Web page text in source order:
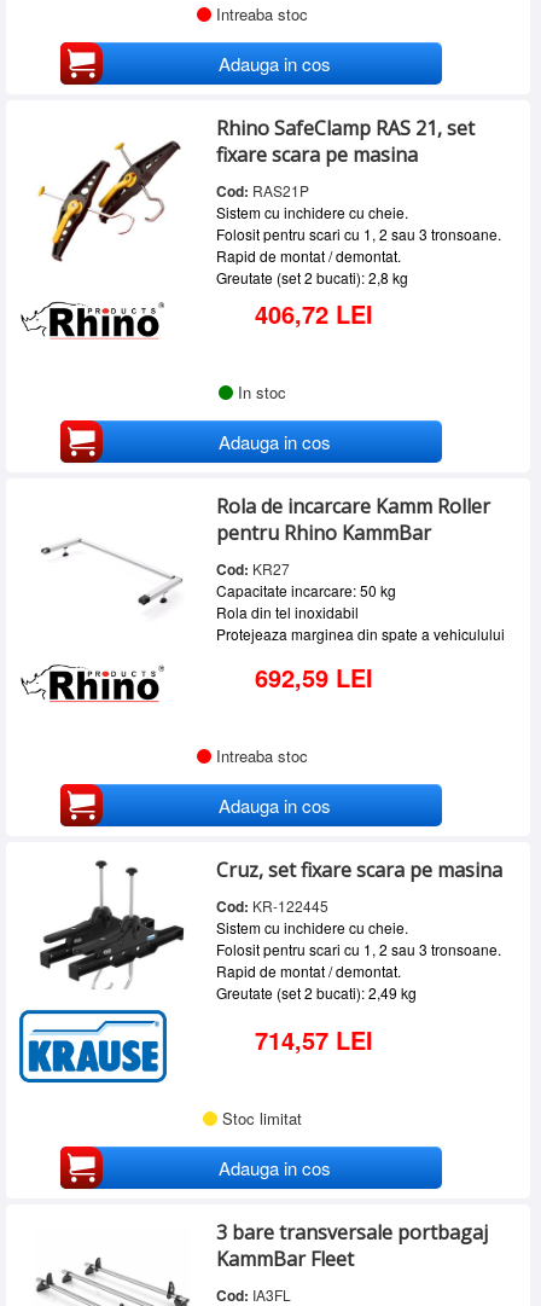
Intreaba stoc
Adauga in cos
Rhino SafeClamp RAS 21, set
fixare scara pe masina
Cod: RAS21P
Sistem cu inchidere cu cheie.
Folosit pentru scari cu 1, 2 sau 3 tronsoane.
Rapid de montat / demontat.
Greutate (set 2 bucati): 2,8 kg
406,72 LEI
In stoc
Adauga in cos
Rola de incarcare Kamm Roller
pentru Rhino KammBar
Cod: KR27
Capacitate incarcare: 50 kg
Rola din tel inoxidabil
Protejeaza marginea din spate a vehiculului
692,59 LEI
Intreaba stoc
Adauga in cos
Cruz, set fixare scara pe masina
Cod: KR-122445
Sistem cu inchidere cu cheie.
Folosit pentru scari cu 1, 2 sau 3 tronsoane.
Rapid de montat / demontat.
Greutate (set 2 bucati): 2,49 kg
714,57 LEI
Stoc limitat
Adauga in cos
3 bare transversale portbagaj
KammBar Fleet
Cod: IA3FL